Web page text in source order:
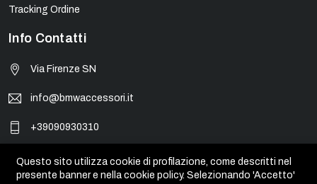
Tracking Ordine
Info Contatti
Via Firenze SN
info@bmwaccessori.it
+39090930310
© BMW Accessori - PIVA 01931450835. Tutti i marchi, loghi e
Questo sito utilizza cookie di profilazione, come descritti nel
presente banner e nella cookie policy. Selezionando 'Accetto'